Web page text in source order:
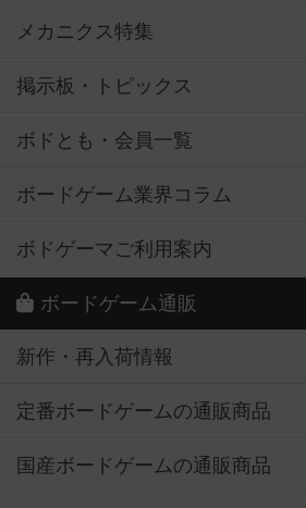
メカニクス特集
掲示板・トピックス
ボドとも・会員一覧
ボードゲーム業界コラム
ボドゲーマご利用案内
ボードゲーム通販
新作・再入荷情報
定番ボードゲームの通販商品
国産ボードゲームの通販商品